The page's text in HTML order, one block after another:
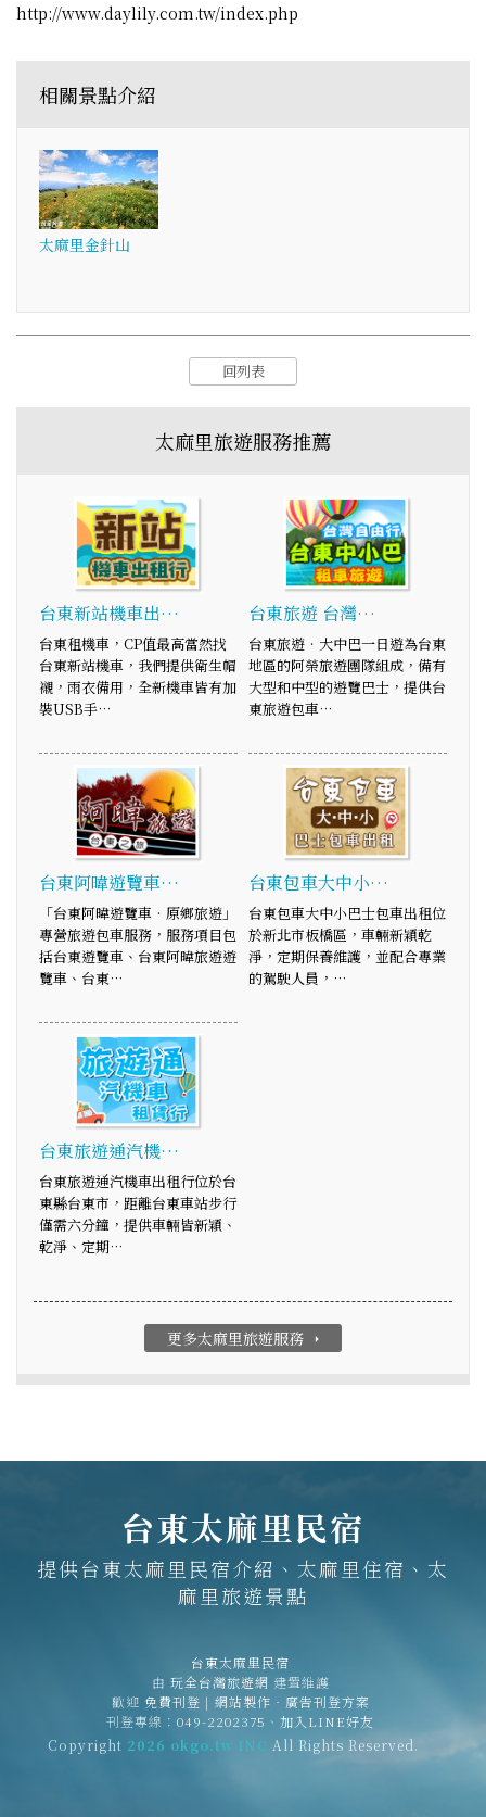
http://www.daylily.com.tw/index.php
相關景點介紹
太麻里金針山
回列表
太麻里旅遊服務推薦
台東新站機車出…
台東租機車，CP值最高當然找
台東新站機車，我們提供衛生帽
襯，雨衣備用，全新機車皆有加
裝USB手…
台東旅遊 台灣…
台東旅遊‧大中巴一日遊為台東
地區的阿榮旅遊團隊組成，備有
大型和中型的遊覽巴士，提供台
東旅遊包車…
台東阿暐遊覽車…
「台東阿暐遊覽車‧原鄉旅遊」
專營旅遊包車服務，服務項目包
括台東遊覽車、台東阿暐旅遊遊
覽車、台東…
台東包車大中小…
台東包車大中小巴士包車出租位
於新北市板橋區，車輛新穎乾
淨，定期保養維護，並配合專業
的駕駛人員，…
台東旅遊通汽機…
台東旅遊通汽機車出租行位於台
東縣台東市，距離台東車站步行
僅需六分鐘，提供車輛皆新穎、
乾淨、定期…
更多太麻里旅遊服務 arrow_right
台東太麻里民宿
提供台東太麻里民宿介紹、太麻里住宿、太
麻里旅遊景點
台東太麻里民宿
由 玩全台灣旅遊網 建置維護
歡迎 免費刊登 | 網站製作‧廣告刊登方案
刊登專線： 049-2202375 、 加入LINE好友
Copyright 2026 okgo.tw INC All Rights Reserved.